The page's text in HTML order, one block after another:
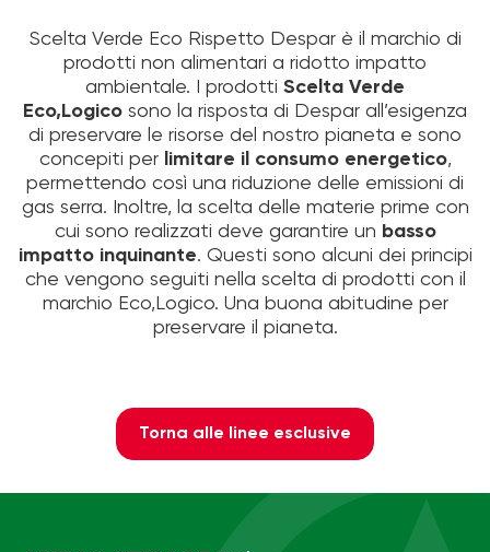
Scelta Verde Eco Rispetto Despar è il marchio di
prodotti non alimentari a ridotto impatto
ambientale. I prodotti Scelta Verde
Eco,Logico sono la risposta di Despar all’esigenza
di preservare le risorse del nostro pianeta e sono
concepiti per limitare il consumo energetico,
permettendo così una riduzione delle emissioni di
gas serra. Inoltre, la scelta delle materie prime con
cui sono realizzati deve garantire un basso
impatto inquinante. Questi sono alcuni dei principi
che vengono seguiti nella scelta di prodotti con il
marchio Eco,Logico. Una buona abitudine per
preservare il pianeta.
Torna alle linee esclusive